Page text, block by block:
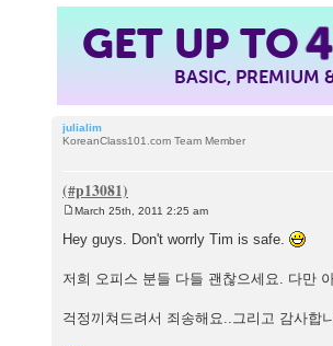
GET UP TO
BASIC, PREMIUM
julialim
KoreanClass101.com Team Member
s
March 25th, 2011 2:25 am
Hey guys. Don't worrly Tim is safe.
저희 오피스 분들 다들 괜찮으세요. 다만
걱정끼쳐드려서 죄송해요..그리고 감사합